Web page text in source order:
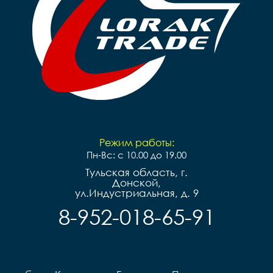
Режим работы:
Пн-Вс: с 10.00 до 19.00
Тульская область, г.
Донской,
ул.Индустриальная, д. 9
8-952-018-65-91